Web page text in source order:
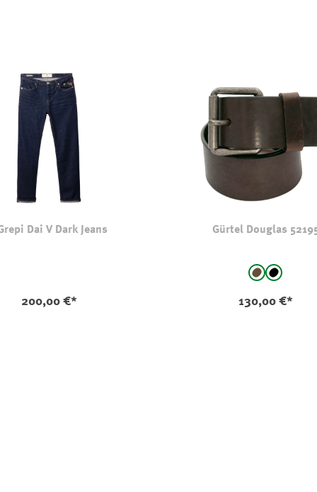
Dai V Dark Jeans
200,00 €*
Gürtel Douglas
auswählen
braunschwarz
130,00 €*